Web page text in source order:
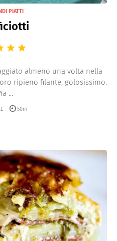
PIATTI
almeno una volta nella
ripieno filante, golosissimo.
...
50m